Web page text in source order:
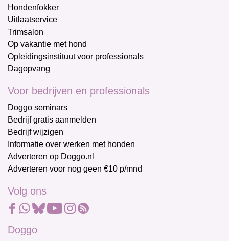
Hondenfokker
Uitlaatservice
Trimsalon
Op vakantie met hond
Opleidingsinstituut voor professionals
Dagopvang
Voor bedrijven en professionals
Doggo seminars
Bedrijf gratis aanmelden
Bedrijf wijzigen
Informatie over werken met honden
Adverteren op Doggo.nl
Adverteren voor nog geen €10 p/mnd
Volg ons
Doggo